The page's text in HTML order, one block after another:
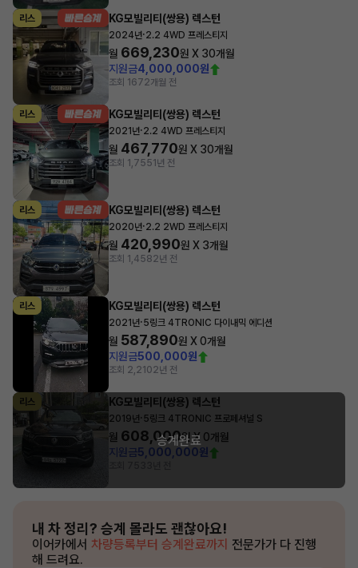
리스 KG모빌리티(쌍용) 렉스턴
2024년·2.2 4WD 프레스티지
월 669,230원 X 30개월
지원금4,000,000원
조회 1672개월 전
리스 KG모빌리티(쌍용) 렉스턴
2021년·2.2 4WD 프레스티지
월 467,770원 X 30개월
조회 1,7551년 전
리스 KG모빌리티(쌍용) 렉스턴
2020년·2.2 2WD 프레스티지
월 420,990원 X 3개월
조회 1,4582년 전
리스 KG모빌리티(쌍용) 렉스턴
2021년·5링크 4TRONIC 다이내믹 에디션
월 587,890원 X0개월
지원금500,000원
조회 2,2102년 전
리스 KG모빌리티(쌍용) 렉스턴
2019년· 5링크 4TRONIC 프로페셔널 S
월 608,000원 X 0개월
지원금5,000,000원
승계완료
내 차 정리? 승계 몰라도 괜찮아요!
이어카에서 차량등록부터 승계완료까지 전문가가 다 진행
해 드려요.